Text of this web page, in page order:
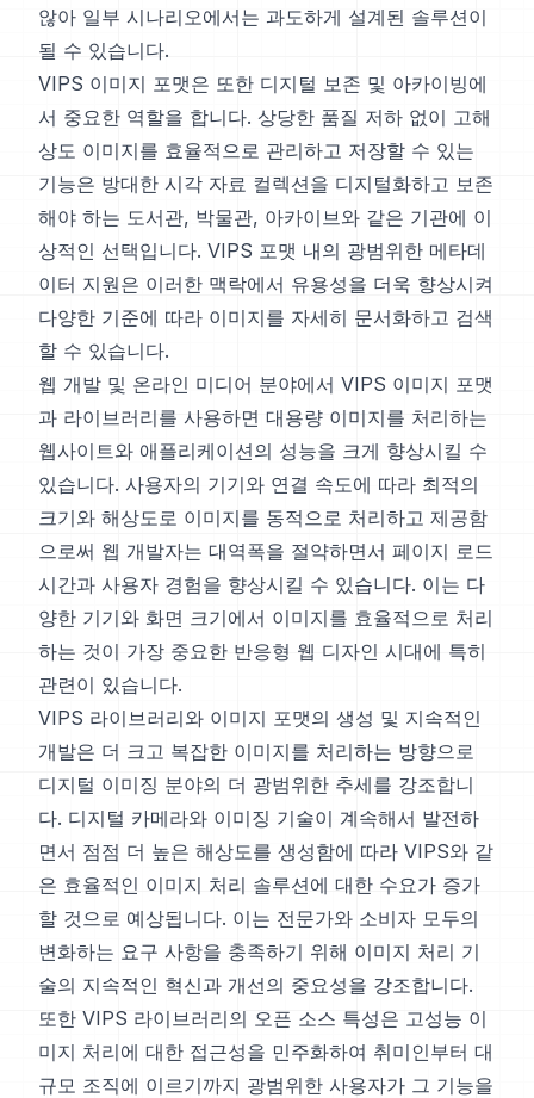
않아 일부 시나리오에서는 과도하게 설계된 솔루션이
될 수 있습니다.
VIPS 이미지 포맷은 또한 디지털 보존 및 아카이빙에
서 중요한 역할을 합니다. 상당한 품질 저하 없이 고해
상도 이미지를 효율적으로 관리하고 저장할 수 있는
기능은 방대한 시각 자료 컬렉션을 디지털화하고 보존
해야 하는 도서관, 박물관, 아카이브와 같은 기관에 이
상적인 선택입니다. VIPS 포맷 내의 광범위한 메타데
이터 지원은 이러한 맥락에서 유용성을 더욱 향상시켜
다양한 기준에 따라 이미지를 자세히 문서화하고 검색
할 수 있습니다.
웹 개발 및 온라인 미디어 분야에서 VIPS 이미지 포맷
과 라이브러리를 사용하면 대용량 이미지를 처리하는
웹사이트와 애플리케이션의 성능을 크게 향상시킬 수
있습니다. 사용자의 기기와 연결 속도에 따라 최적의
크기와 해상도로 이미지를 동적으로 처리하고 제공함
으로써 웹 개발자는 대역폭을 절약하면서 페이지 로드
시간과 사용자 경험을 향상시킬 수 있습니다. 이는 다
양한 기기와 화면 크기에서 이미지를 효율적으로 처리
하는 것이 가장 중요한 반응형 웹 디자인 시대에 특히
관련이 있습니다.
VIPS 라이브러리와 이미지 포맷의 생성 및 지속적인
개발은 더 크고 복잡한 이미지를 처리하는 방향으로
디지털 이미징 분야의 더 광범위한 추세를 강조합니
다. 디지털 카메라와 이미징 기술이 계속해서 발전하
면서 점점 더 높은 해상도를 생성함에 따라 VIPS와 같
은 효율적인 이미지 처리 솔루션에 대한 수요가 증가
할 것으로 예상됩니다. 이는 전문가와 소비자 모두의
변화하는 요구 사항을 충족하기 위해 이미지 처리 기
술의 지속적인 혁신과 개선의 중요성을 강조합니다.
또한 VIPS 라이브러리의 오픈 소스 특성은 고성능 이
미지 처리에 대한 접근성을 민주화하여 취미인부터 대
규모 조직에 이르기까지 광범위한 사용자가 그 기능을